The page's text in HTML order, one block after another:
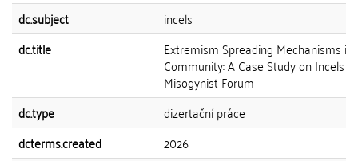
dc.subject
incels
dc.title
Extremism Spreading Mechanisms in
Community: A Case Study on Incels
Misogynist Forum
dc.type
dizertační práce
dcterms.created
2026